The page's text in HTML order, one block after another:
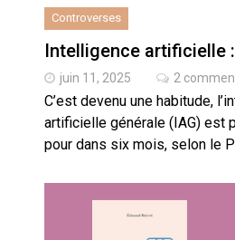
le
cœur du
Controverses
Intelligence artificielle
juin 11, 2025 2
C’est devenu une habitude,
artificielle générale (IAG) est
pour dans six mois, selon le